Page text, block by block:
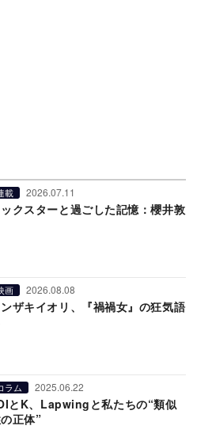
載 2026.07.11
ックスターと過ごした記憶：櫻井敦
画 2026.08.08
ザキイオリ、『禍禍女』の狂気語
ラム 2025.06.22
とK、Lapwingと私たちの“類似
正体”